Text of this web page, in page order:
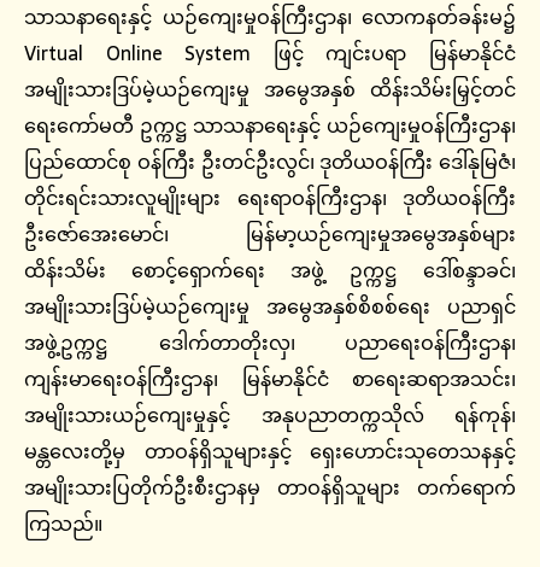
သာသနာရေးနှင့် ယဉ်ကျေးမှုဝန်ကြီးဌာန၊ လောကနတ်ခန်းမ၌
Virtual Online System ဖြင့် ကျင်းပရာ မြန်မာနိုင်ငံ
အမျိုးသားဒြပ်မဲ့ယဉ်ကျေးမှု အမွေအနှစ် ထိန်းသိမ်းမြှင့်တင်
ရေးကော်မတီ ဥက္ကဋ္ဌ သာသနာရေးနှင့် ယဉ်ကျေးမှုဝန်ကြီးဌာန၊
ပြည်ထောင်စု ဝန်ကြီး ဦးတင်ဦးလွင်၊ ဒုတိယဝန်ကြီး ဒေါ်နုမြဇံ၊
တိုင်းရင်းသားလူမျိုးများ ရေးရာဝန်ကြီးဌာန၊ ဒုတိယဝန်ကြီး
ဦးဇော်အေးမောင်၊ မြန်မာ့ယဉ်ကျေးမှုအမွေအနှစ်များ
ထိန်းသိမ်း စောင့်ရှောက်ရေး အဖွဲ့ ဥက္ကဋ္ဌ ဒေါ်စန္ဒာခင်၊
အမျိုးသားဒြပ်မဲ့ယဉ်ကျေးမှု အမွေအနှစ်စိစစ်ရေး ပညာရှင်
အဖွဲ့ဥက္ကဋ္ဌ ဒေါက်တာတိုးလှ၊ ပညာရေးဝန်ကြီးဌာန၊
ကျန်းမာရေးဝန်ကြီးဌာန၊ မြန်မာနိုင်ငံ စာရေးဆရာအသင်း၊
အမျိုးသားယဉ်ကျေးမှုနှင့် အနုပညာတက္ကသိုလ် ရန်ကုန်၊
မန္တလေးတို့မှ တာဝန်ရှိသူများနှင့် ရှေးဟောင်းသုတေသနနှင့်
အမျိုးသားပြတိုက်ဦးစီးဌာနမှ တာဝန်ရှိသူများ တက်ရောက်
ကြသည်။